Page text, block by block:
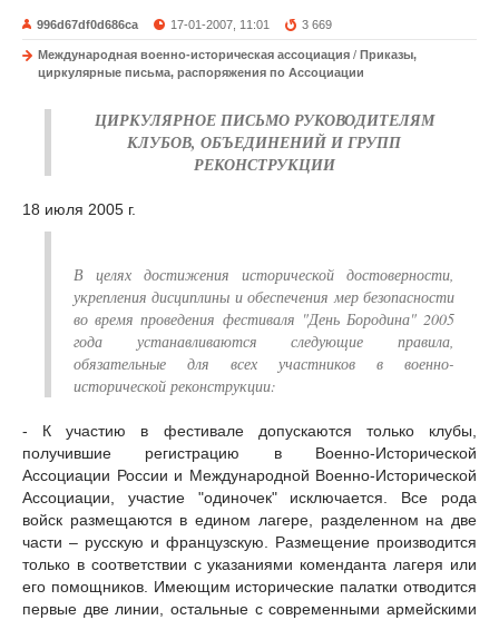
996d67df0d686ca 17-01-2007, 11:01 3 669
Международная военно-историческая ассоциация / Приказы,
циркулярные письма, распоряжения по Ассоциации
ЦИРКУЛЯРНОЕ ПИСЬМО РУКОВОДИТЕЛЯМ
КЛУБОВ, ОБЪЕДИНЕНИЙ И ГРУПП
РЕКОНСТРУКЦИИ
18 июля 2005 г.
В целях достижения исторической достоверности,
укрепления дисциплины и обеспечения мер безопасности
во время проведения фестиваля "День Бородина" 2005
года устанавливаются следующие правила,
обязательные для всех участников в военно-
исторической реконструкции:
- К участию в фестивале допускаются только клубы,
получившие регистрацию в Военно-Исторической
Ассоциации России и Международной Военно-Исторической
Ассоциации, участие "одиночек" исключается. Все рода
войск размещаются в едином лагере, разделенном на две
части – русскую и французскую. Размещение производится
только в соответствии с указаниями коменданта лагеря или
его помощников. Имеющим исторические палатки отводится
первые две линии, остальные с современными армейскими